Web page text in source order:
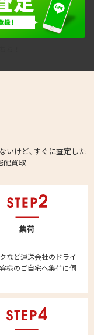
いけど､すぐに査定した
配買取
集荷
など運送会社のドライ
様のご自宅へ集荷に伺